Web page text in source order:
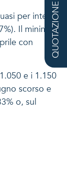
per intero:
Il minimo
con
e i 1.150
scorso e
o, sul
QUOTAZIONE